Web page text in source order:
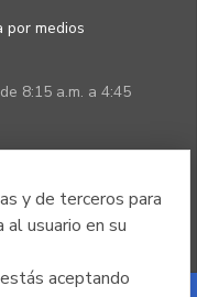
y de terceros para
al usuario en su
aceptando
por medios
8:15 a.m. a 4:45